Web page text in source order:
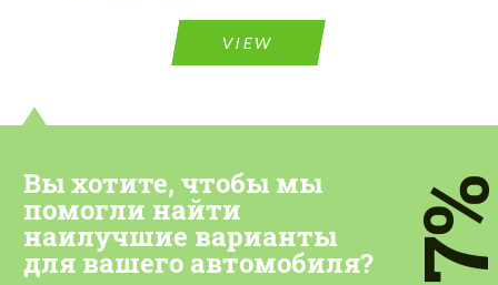
VIEW
Вы хотите, чтобы мы
помогли найти
наилучшие варианты
для вашего автомобиля?
СВЯЖИТЕСЬ СО МНОЙ
СВЯЖИТЕСЬ СО МНОЙ